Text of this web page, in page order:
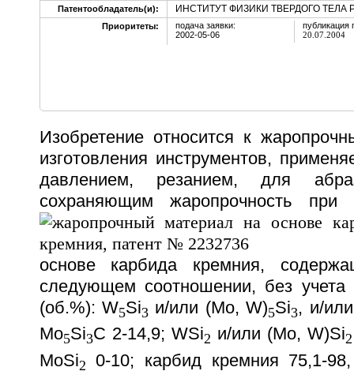
Патентообладатель(и):
ИНСТИТУТ ФИЗИКИ ТВЕРДОГО ТЕЛА
Приоритеты:
подача заявки:
2002-05-06
публикация
20.07.2004
Изобретение относится к
изготовления инструментов,
давлением, резанием, для
сохраняющим жаропрочность при
основе карбида кремния,
следующем соотношении, без
(об.%): W5Si3 и/или (Mo, W)5Si3, и/
Mo5Si3C 2-14,9; WSi2 и/или (Mo, W)Si2
MoSi2
0-10; карбид кремния 75,1-